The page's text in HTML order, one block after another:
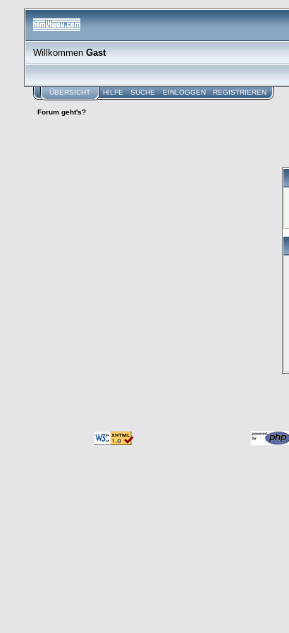
WillkommenGast
ÜBERSICHT HILFE SUCHE EINLOGGEN REGISTRIEREN
Forum geht's?